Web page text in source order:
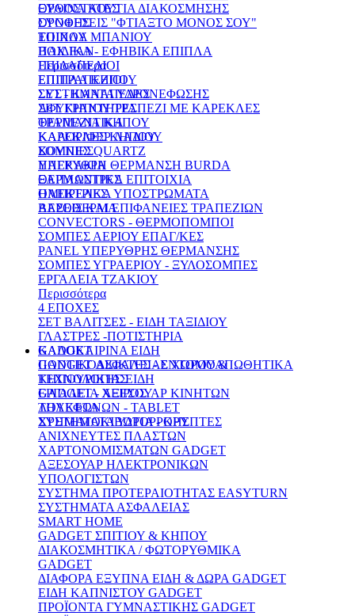
ΞΥΛΙΝΑ ΚΟΥΤΙΑ ΔΙΑΚΟΣΜΗΣΗΣ
ΣΥΝΘΕΣΕΙΣ "ΦΤΙΑΞΤΟ ΜΟΝΟΣ ΣΟΥ"
ΕΠΙΠΛΑ ΜΠΑΝΙΟΥ
ΠΑΙΔΙΚΑ - ΕΦΗΒΙΚΑ ΕΠΙΠΛΑ
Περισσότερα
ΕΠΙΠΛΑ ΚΗΠΟΥ
ΣΕΤ - ΚΑΝΑΠΕΔΕΣ
ΣΕΤ ΚΗΠΟΥ ΤΡΑΠΕΖΙ ΜΕ ΚΑΡΕΚΛΕΣ
ΤΡΑΠΕΖΙΑ ΚΗΠΟΥ
ΚΑΡΕΚΛΕΣ ΚΗΠΟΥ
ΚΟΥΝΙΕΣ
ΠΑΓΚΑΚΙΑ
ΞΑΠΛΩΣΤΡΕΣ
ΟΜΠΡΕΛΕΣ
ΒΑΣΕΙΣ ΚΑΙ ΕΠΙΦΑΝΕΙΕΣ ΤΡΑΠΕΖΙΩΝ
ΟΡΘΟΣΤΑΤΕΣ
ΟΡΟΦΗΣ
ΤΟΙΧΟΥ
BOX FAN
ΕΠΙΔΑΠΕΔΙΟΙ
ΕΠΙΤΡΑΠΕΖΙΟΙ
ΣΥΣΤΗΜΑΤΑ ΥΔΡΟΝΕΦΩΣΗΣ
ΑΦΥΓΡΑΝΤΗΡΕΣ
ΘΕΡΜΑΝΤΙΚΑ
ΚΑΛΟΡΙΦΕΡ ΛΑΔΙΟΥ
ΣΟΜΠΕΣ QUARTZ
ΥΠΕΡΥΘΡΗ ΘΕΡΜΑΝΣΗ BURDA
ΘΕΡΜΑΝΤΙΚΑ ΕΠΙΤΟΙΧΙΑ
ΗΛΕΚΤΡΙΚΑ ΥΠΟΣΤΡΩΜΑΤΑ
ΑΕΡΟΘΕΡΜΑ
CONVECTORS - ΘΕΡΜΟΠΟΜΠΟΙ
ΣΟΜΠΕΣ ΑΕΡΙΟΥ ΕΠΑΓ/ΚΕΣ
PANEL ΥΠΕΡΥΘΡΗΣ ΘΕΡΜΑΝΣΗΣ
ΣΟΜΠΕΣ ΥΓΡΑΕΡΙΟΥ - ΞΥΛΟΣΟΜΠΕΣ
ΕΡΓΑΛΕΙΑ ΤΖΑΚΙΟΥ
Περισσότερα
4 ΕΠΟΧΕΣ
ΣΕΤ ΒΑΛΙΤΣΕΣ - ΕΙΔΗ ΤΑΞΙΔΙΟΥ
ΓΛΑΣΤΡΕΣ -ΠΟΤΙΣΤΗΡΙΑ
ΚΑΛΟΚΑΙΡΙΝΑ ΕΙΔΗ
ΠΟΝΤΙΚΟΔΙΩΚΤΕΣ - ΕΝΤΟΜΟΑΠΩΘΗΤΙΚΑ
ΚΗΠΟΥΡΙΚΗΣ ΕΙΔΗ
ΕΡΓΑΛΕΙΑ ΧΕΙΡΟΣ
ΛΟΥΚΕΤΑ
ΣΥΣΤΗΜΑΤΑ ΥΔΡΟΡΡΟΗΣ
GADGET
GADGET ΑΣΦΑΛΕΙΑΣ ΧΩΡΟΥ &
ΤΕΧΝΟΛΟΓΙΑΣ
GADGET - ΑΞΕΣΟΥΑΡ ΚΙΝΗΤΩΝ
ΤΗΛΕΦΩΝΩΝ - TABLET
ΧΡΗΜΑΤΟΚΙΒΩΤΙΑ - ΚΡΥΠΤΕΣ
ΑΝΙΧΝΕΥΤΕΣ ΠΛΑΣΤΩΝ
ΧΑΡΤΟΝΟΜΙΣΜΑΤΩΝ GADGET
ΑΞΕΣΟΥΑΡ ΗΛΕΚΤΡΟΝΙΚΩΝ
ΥΠΟΛΟΓΙΣΤΩΝ
ΣΥΣΤΗΜΑ ΠΡΟΤΕΡΑΙΟΤΗΤΑΣ EASYTURN
ΣΥΣΤΗΜΑΤΑ ΑΣΦΑΛΕΙΑΣ
SMART HOME
GADGET ΣΠΙΤΙΟΥ & ΚΗΠΟΥ
ΔΙΑΚΟΣΜΗΤΙΚΑ / ΦΩΤΟΡΥΘΜΙΚΑ
GADGET
ΔΙΑΦΟΡΑ ΕΞΥΠΝΑ ΕΙΔΗ & ΔΩΡΑ GADGET
ΕΙΔΗ ΚΑΠΝΙΣΤΟΥ GADGET
ΠΡΟΪΟΝΤΑ ΓΥΜΝΑΣΤΙΚΗΣ GADGET